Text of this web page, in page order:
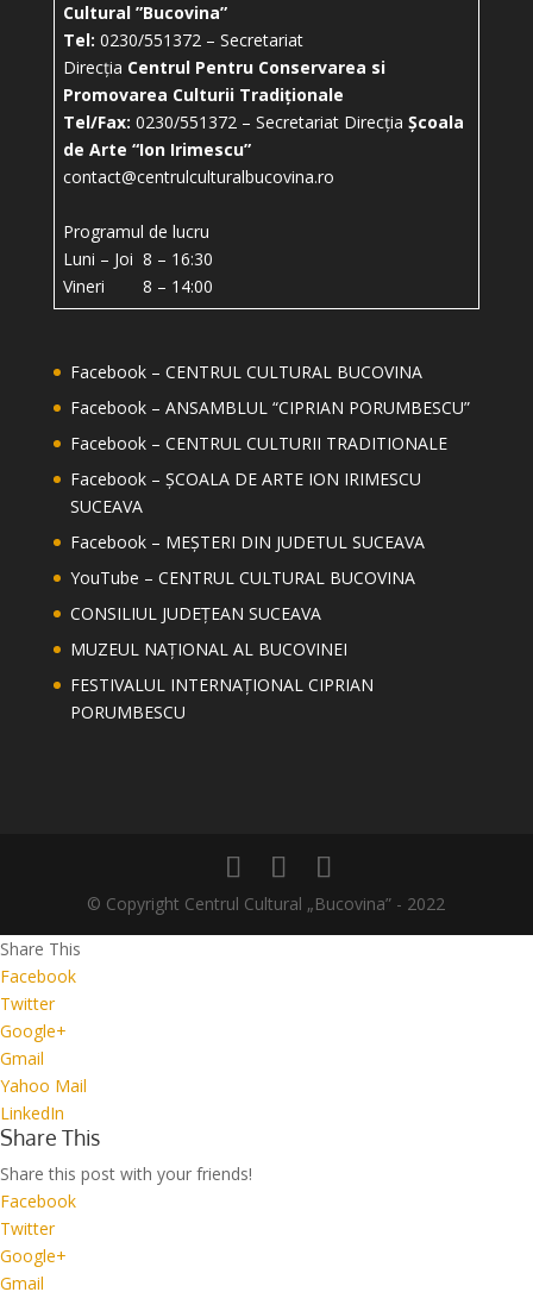
Cultural ”Bucovina”
Tel: 0230/551372 – Secretariat
Direcția Centrul Pentru Conservarea si
Promovarea Culturii Tradiționale
Tel/Fax: 0230/551372 – Secretariat Direcția Școala
de Arte “Ion Irimescu”
contact@centrulculturalbucovina.ro
Programul de lucru
Luni – Joi 8 – 16:30
Vineri 8 – 14:00
Facebook – CENTRUL CULTURAL BUCOVINA
Facebook – ANSAMBLUL “CIPRIAN PORUMBESCU”
Facebook – CENTRUL CULTURII TRADITIONALE
Facebook – ȘCOALA DE ARTE ION IRIMESCU
SUCEAVA
Facebook – MEȘTERI DIN JUDETUL SUCEAVA
YouTube – CENTRUL CULTURAL BUCOVINA
CONSILIUL JUDEȚEAN SUCEAVA
MUZEUL NAȚIONAL AL BUCOVINEI
FESTIVALUL INTERNAȚIONAL CIPRIAN
PORUMBESCU
© Copyright Centrul Cultural „Bucovina” - 2022
Share This
Facebook
Twitter
Google+
Gmail
Yahoo Mail
LinkedIn
Share This
Share this post with your friends!
Facebook
Twitter
Google+
Gmail